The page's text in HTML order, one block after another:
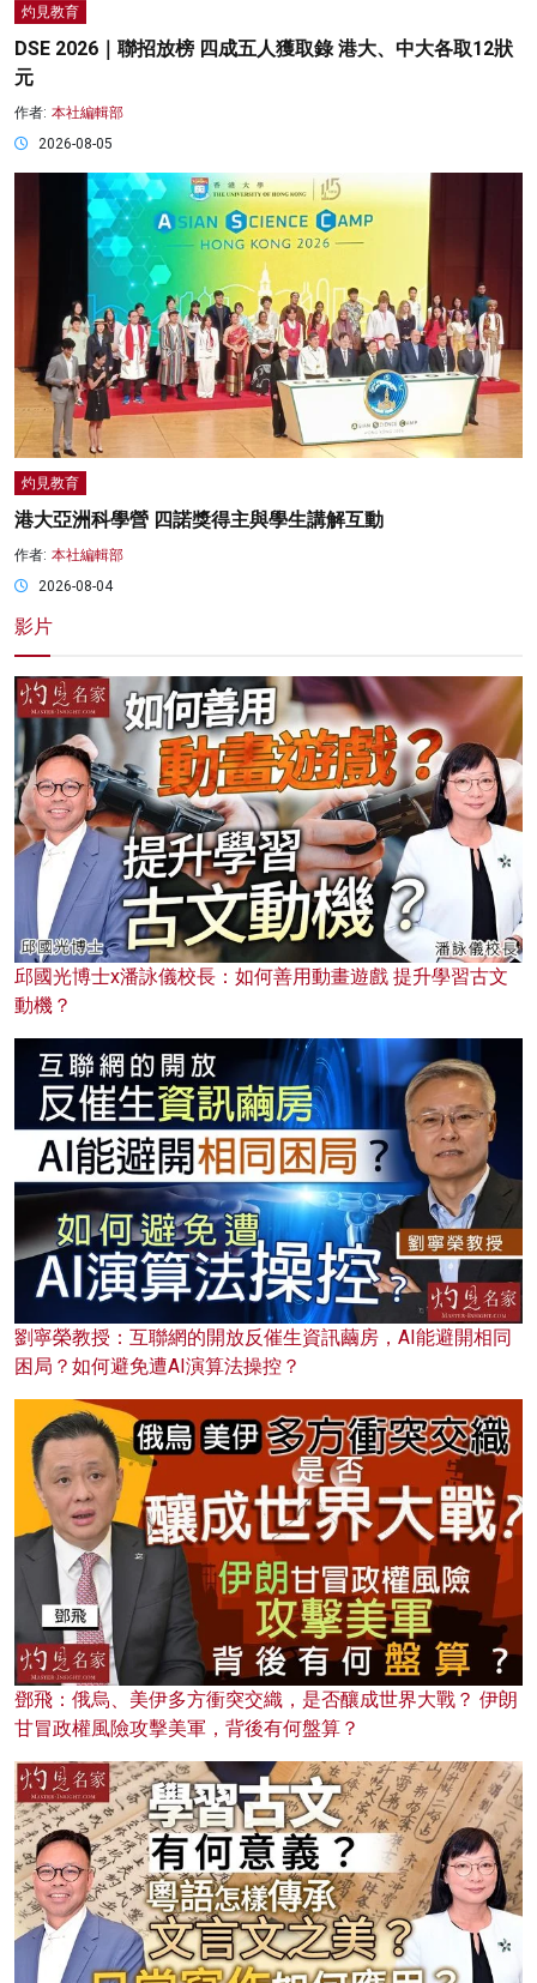
灼見教育
DSE 2026｜聯招放榜 四成五人獲取錄 港大、中大各取12狀
元
作者: 本社編輯部
2026-08-05
灼見教育
港大亞洲科學營 四諾獎得主與學生講解互動
作者: 本社編輯部
2026-08-04
影片
邱國光博士x潘詠儀校長：如何善用動畫遊戲 提升學習古文
動機？
劉寧榮教授：互聯網的開放反催生資訊繭房，AI能避開相同
困局？如何避免遭AI演算法操控？
鄧飛：俄烏、美伊多方衝突交織，是否釀成世界大戰？ 伊朗
甘冒政權風險攻擊美軍，背後有何盤算？